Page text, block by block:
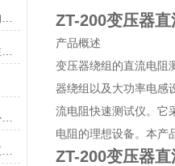
看完这些后，再决定买什么样的红外热成像仪吧！
ZT-200变压器
产品概述
变压器绕组的直流电阻
器绕组以及大功率电感
流电阻快速测试仪。它
电阻的理想设备。本产
ZT-200变压器